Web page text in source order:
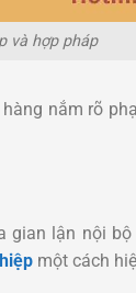
và hợp pháp
nắm rõ
gian lận nội
một cách